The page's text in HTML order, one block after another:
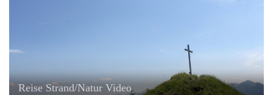
Reise Strand/Natur Video